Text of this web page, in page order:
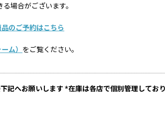
場合がございます。
のご予約はこちら
ム） をご覧ください。
記へお願いします *在庫は各店で個別管理してお